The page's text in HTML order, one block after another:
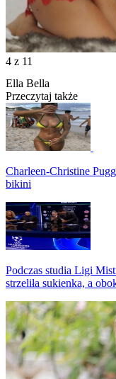
4 z 11
Ella Bella
Przeczytaj także
Charleen-Christine
bikini
Podczas studia Ligi
strzeliła sukienka, a